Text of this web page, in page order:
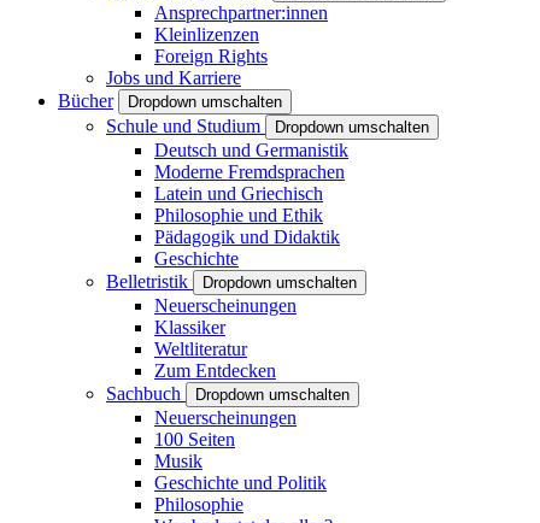
Ansprechpartner:innen
Kleinlizenzen
Foreign Rights
Jobs und Karriere
Bücher
Dropdown umschalten
Schule und Studium Dropdown umschalten
Deutsch und Germanistik
Moderne Fremdsprachen
Latein und Griechisch
Philosophie und Ethik
Pädagogik und Didaktik
Geschichte
Belletristik
Dropdown umschalten
Neuerscheinungen
Klassiker
Weltliteratur
Zum Entdecken
Sachbuch
Dropdown umschalten
Neuerscheinungen
100 Seiten
Musik
Geschichte und Politik
Philosophie